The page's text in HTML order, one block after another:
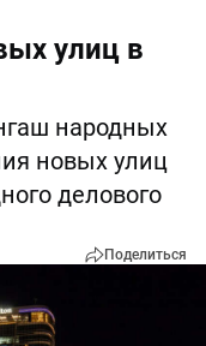
улиц в
народных
новых улиц
делового
Поделиться